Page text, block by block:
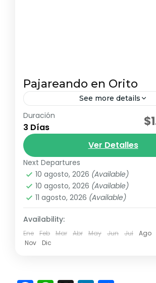
Pajareando en Orito
See more details
avistamiento de fauna
Orito, Putumayo, es un
para los amantes del
Con más de 560 especies
destino escondido en el sur...
Chigayaco ,Corunta,K'uychi-Mila
Escondida,Mayju, Sagy Ecolodge
Medio
2 Personas
Duración
3 Días
Ver Detalles
Next Departures
10 agosto, 2026 (Available)
10 agosto, 2026 (Available)
11 agosto, 2026 (Available)
Availability:
Ene Feb Mar Abr May Jun Jul Ago
Nov
Dic